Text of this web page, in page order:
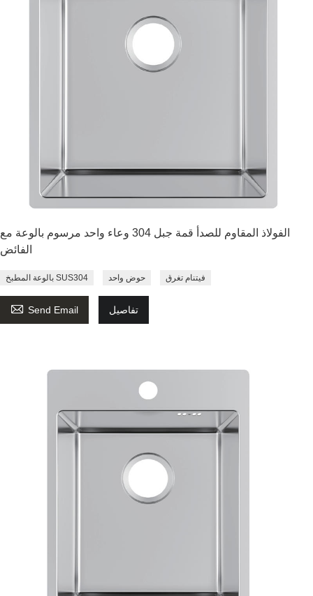
الفولاذ المقاوم للصدأ قمة جبل 304 وعاء واحد مرسوم بالوعة مع
الفائض
بالوعة المطبخ SUS304 حوض واحد فيتنام تغرق
 Send Email تفاصيل